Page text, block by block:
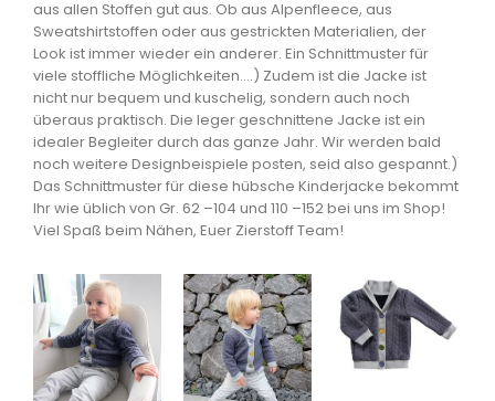
aus allen Stoffen gut aus. Ob aus Alpenfleece, aus
Sweatshirtstoffen oder aus gestrickten Materialien, der
Look ist immer wieder ein anderer. Ein Schnittmuster für
viele stoffliche Möglichkeiten….) Zudem ist die Jacke ist
nicht nur bequem und kuschelig, sondern auch noch
überaus praktisch. Die leger geschnittene Jacke ist ein
idealer Begleiter durch das ganze Jahr. Wir werden bald
noch weitere Designbeispiele posten, seid also gespannt.)
Das Schnittmuster für diese hübsche Kinderjacke bekommt
Ihr wie üblich von Gr. 62 –104 und 110 –152 bei uns im Shop!
Viel Spaß beim Nähen, Euer Zierstoff Team!